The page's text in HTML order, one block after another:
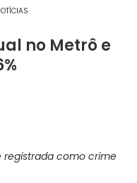
no Metrô e
registrada como crime